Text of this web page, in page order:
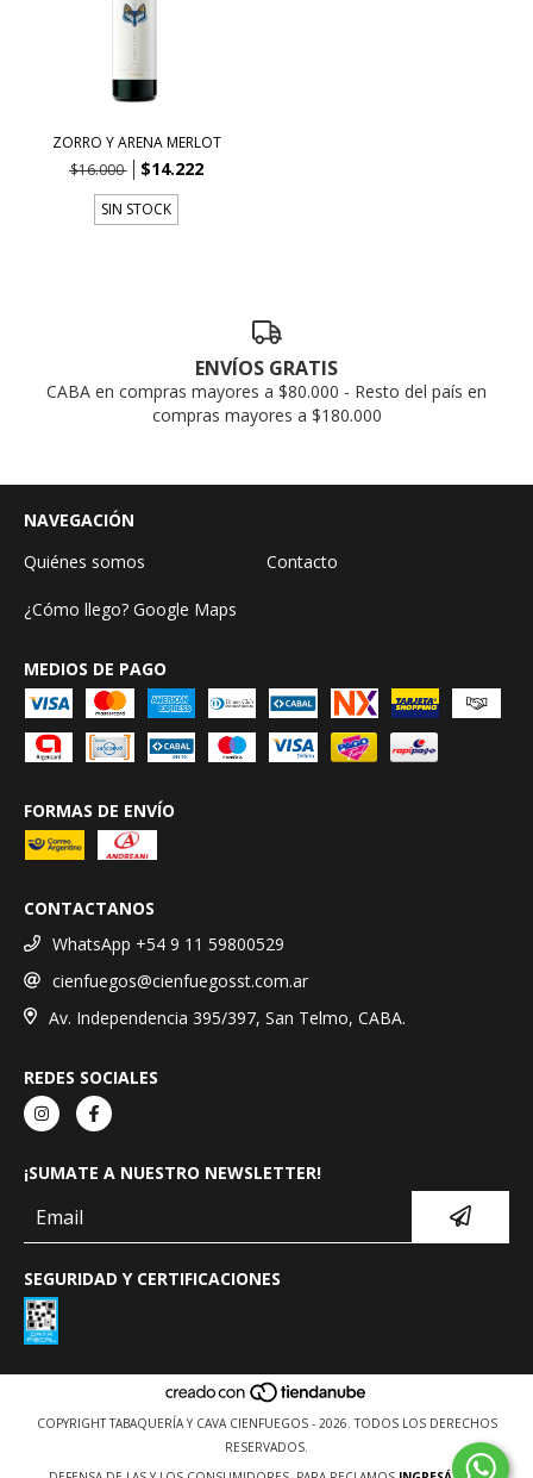
ZORRO Y ARENA MERLOT
$16.000
$14.222
SIN STOCK
ENVÍOS GRATIS
CABA en compras mayores a $80.000 - Resto del país en
compras mayores a $180.000
NAVEGACIÓN
Quiénes somos
Contacto
¿Cómo llego? Google Maps
MEDIOS DE PAGO
FORMAS DE ENVÍO
CONTACTANOS
WhatsApp +54 9 11 59800529
cienfuegos@cienfuegosst.com.ar
Av. Independencia 395/397, San Telmo, CABA.
REDES SOCIALES
¡SUMATE A NUESTRO NEWSLETTER!
SEGURIDAD Y CERTIFICACIONES
COPYRIGHT TABAQUERÍA Y CAVA CIENFUEGOS - 2026. TODOS LOS DERECHOS
RESERVADOS.